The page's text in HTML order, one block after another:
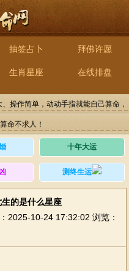
抽签占卜 拜佛许愿
生肖星座 在线排盘
操作简单，动动手指就能自己算命，
命不求人！
十年大运
测终生运
的是什么星座
2025-10-24 17:32:02 浏览：